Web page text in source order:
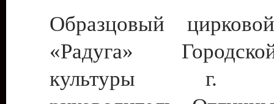
Образцовый
«Радуга»
культуры г.